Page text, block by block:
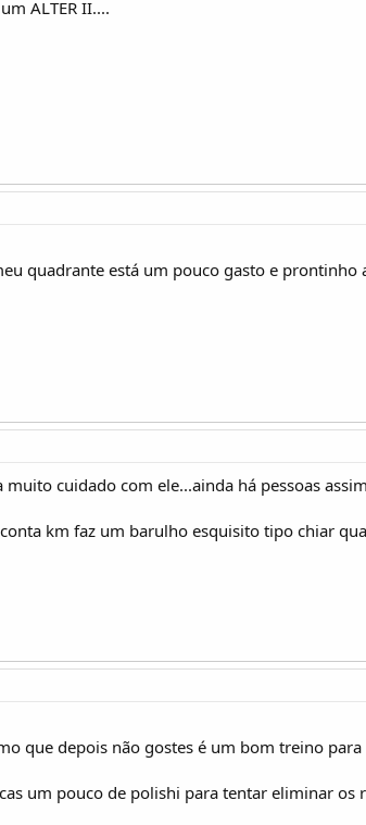
ALTER II....
quadrante está um pouco gasto e
cuidado com ele...ainda há pessoas
km faz um barulho esquisito tipo chiar
que depois não gostes é um bom treino para
um pouco de polishi para tentar eliminar os